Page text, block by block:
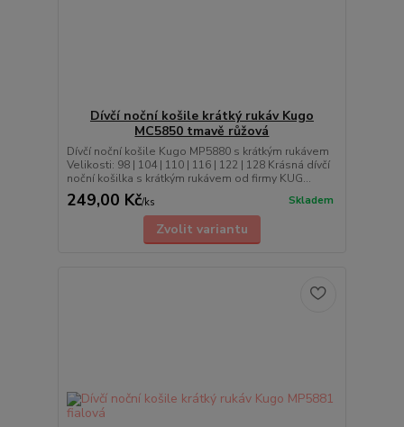
Dívčí noční košile krátký rukáv Kugo
MC5850 tmavě růžová
Dívčí noční košile Kugo MP5880 s krátkým rukávem
Velikosti: 98 | 104 | 110 | 116 | 122 | 128 Krásná dívčí
noční košilka s krátkým rukávem od firmy KUG...
249,00 Kč/ks Skladem
Zvolit variantu